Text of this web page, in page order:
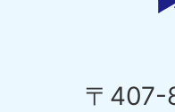
〒407-